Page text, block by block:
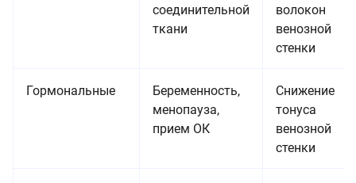
соединительной
ткани
волокон
венозной
стенки
Гормональные
Беременность,
менопауза,
прием ОК
Снижение
тонуса
венозной
стенки